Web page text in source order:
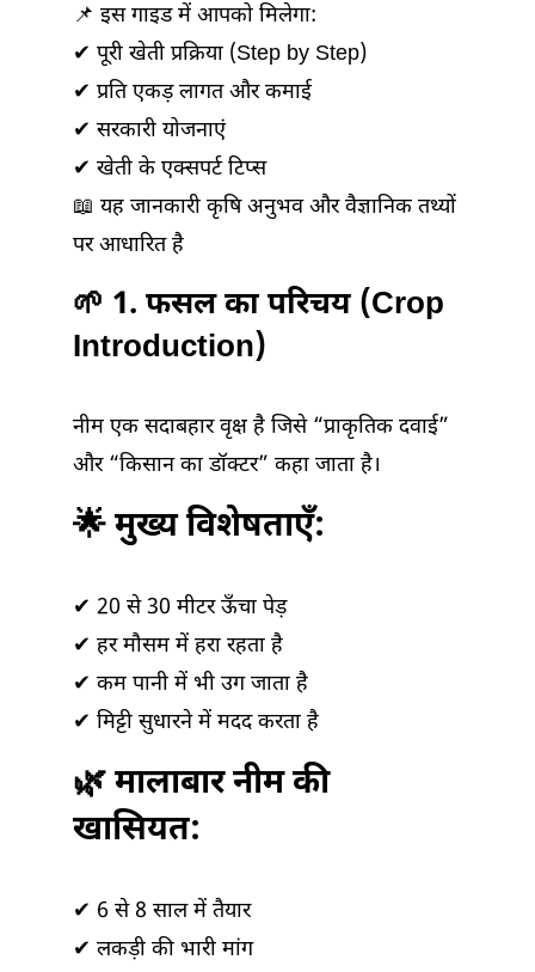
📌 इस गाइड में आपको मिलेगा:
✔ पूरी खेती प्रक्रिया (Step by Step)
✔ प्रति एकड़ लागत और कमाई
✔ सरकारी योजनाएं
✔ खेती के एक्सपर्ट टिप्स
📖 यह जानकारी कृषि अनुभव और वैज्ञानिक तथ्यों
पर आधारित है
🌱 1. फसल का परिचय (Crop
Introduction)
नीम एक सदाबहार वृक्ष है जिसे “प्राकृतिक दवाई”
और “किसान का डॉक्टर” कहा जाता है।
🌟 मुख्य विशेषताएँ:
✔ 20 से 30 मीटर ऊँचा पेड़
✔ हर मौसम में हरा रहता है
✔ कम पानी में भी उग जाता है
✔ मिट्टी सुधारने में मदद करता है
🌿 मालाबार नीम की
खासियत:
✔ 6 से 8 साल में तैयार
✔ लकड़ी की भारी मांग